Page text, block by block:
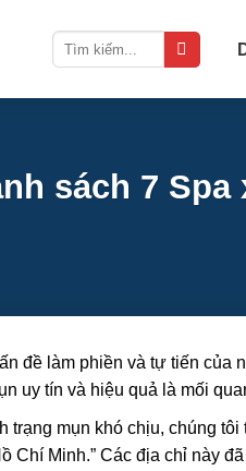
sách 7
đề làm phiền và tự tiến
uy tín và hiệu quả là mối
trạng mụn khó chịu, chúng
Chí Minh.” Các địa chỉ này